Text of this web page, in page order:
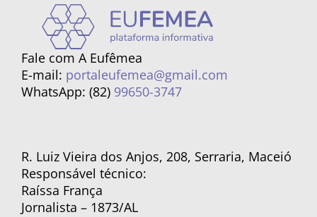
Fale com A Eufêmea
E-mail: portaleufemea@gmail.com
WhatsApp: (82) 99650-3747
R. Luiz Vieira dos Anjos, 208, Serraria, Maceió
Responsável técnico:
Raíssa França
Jornalista – 1873/AL